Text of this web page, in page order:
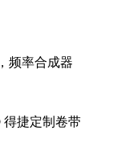
频率合成器
得捷定制卷带